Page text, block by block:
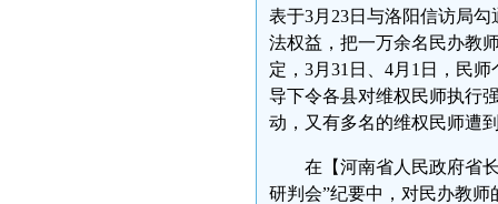
表于3月23日与洛阳信访局
法权益，把一万余名民办教
定，3月31日、4月1日，民
导下令各县对维权民师执行
动，又有多名的维权民师遭
在【河南省人民政府省
研判会”纪要中，对民办教